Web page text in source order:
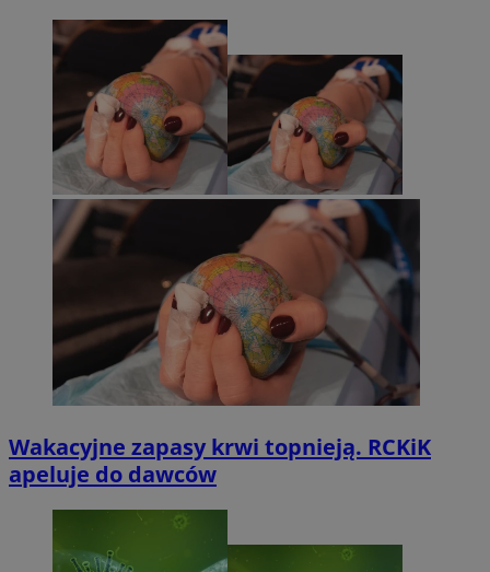
Wakacyjne zapasy krwi topnieją. RCKiK
apeluje do dawców